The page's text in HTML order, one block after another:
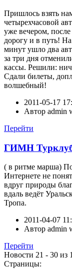
Пришлось взять
четырехчасовой
уже вечером,
дорогу и в путь!
минут ушло два
за три дня
кассы. Решили:
Сдали билеты,
волшебный!
2011-05-17
Автор admin
Перейти
ГИМН
( в ритме марша)
Интернете не
вдруг природы
вдаль ведёт
Тропа.
2011-04-07
Автор admin
Перейти
Новости 21 - 30 из
Страницы: